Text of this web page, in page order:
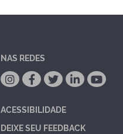
NAS REDES
ACESSIBILIDADE
DEIXE SEU FEEDBACK